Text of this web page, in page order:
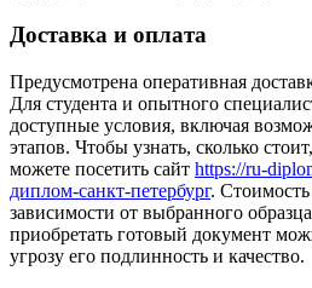
Доставка и оплата
Предусмотрена оперативная
Для студента и опытного
доступные условия, включая
этапов. Чтобы узнать, сколько
можете посетить сайт https://ru-
диплом-санкт-петербург. Стоимость
зависимости от выбранного
приобретать готовый документ
угрозу его подлинность и качество.